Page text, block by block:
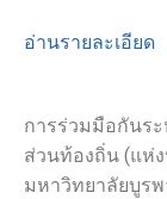
อ่านรายละเอียด
การร่วมมือกันร
ส่วนท้องถิ่น (แห่
มหาวิทยาลัยบูร